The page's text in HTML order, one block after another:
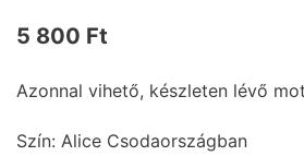
5 800 Ft
Azonnal vihető, készleten lévő
Szín: Alice Csodaországban